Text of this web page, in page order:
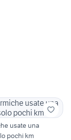
usate una
pochi km